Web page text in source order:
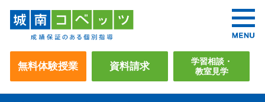
無料体験授業 資料請求
学習相談・
教室見学